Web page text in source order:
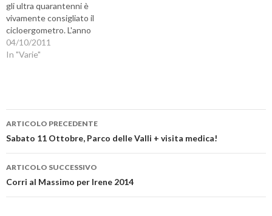
gli ultra quarantenni è
vivamente consigliato il
cicloergometro. L'anno
scorso qualcosa era andato
storto per cui mi ero
you…
04/10/2011
In "Varie"
Navigazione
articolo
ARTICOLO PRECEDENTE
Sabato 11 Ottobre, Parco delle Valli + visita medica!
ARTICOLO SUCCESSIVO
Corri al Massimo per Irene 2014